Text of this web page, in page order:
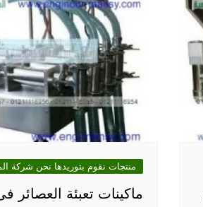
منتجات نقوم بتوريدها نحن شركة
ماكينات تعبئة العصائر